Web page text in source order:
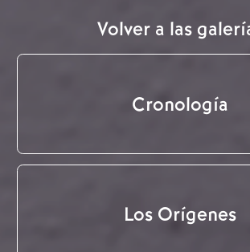
Volver a las
Cronología
Los Orígenes